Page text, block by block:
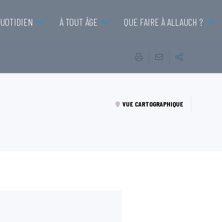
À TOUT ÂGE QUE FAIRE À ALLAUCH ?
VUE CARTOGRAPHIQUE